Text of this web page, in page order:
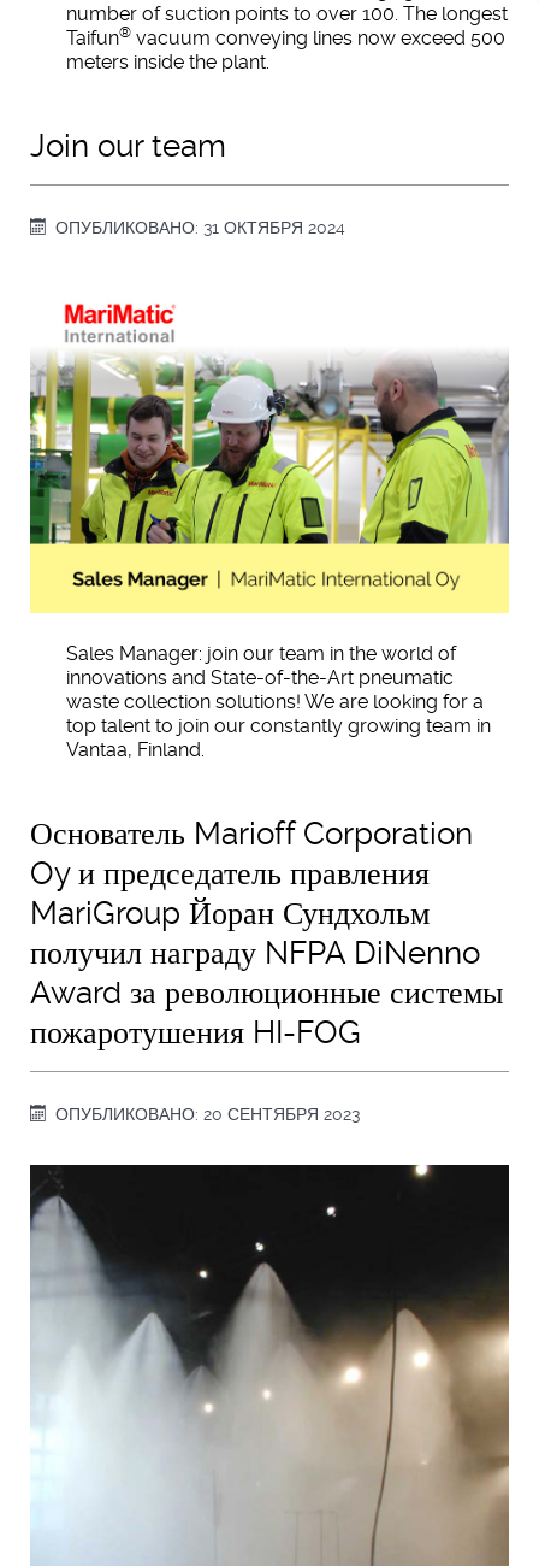
number of suction points to over 100. The longest
Taifun® vacuum conveying lines now exceed 500
meters inside the plant.
Join our team
ОПУБЛИКОВАНО: 31 ОКТЯБРЯ 2024
Sales Manager: join our team in the world of
innovations and State-of-the-Art pneumatic
waste collection solutions! We are looking for a
top talent to join our constantly growing team in
Vantaa, Finland.
Основатель Marioff Corporation
Oy и председатель правления
MariGroup Йоран Сундхольм
получил награду NFPA DiNenno
Award за революционные системы
пожаротушения HI-FOG
ОПУБЛИКОВАНО: 20 СЕНТЯБРЯ 2023